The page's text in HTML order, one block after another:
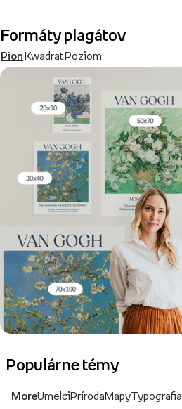
Formáty plagátov
PionKwadratPoziom
Populárne témy
MoreUmelciPrírodaMapyTypografia